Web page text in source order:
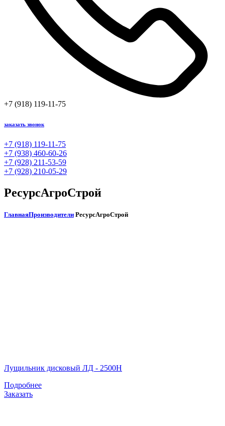
+7 (918) 119-11-75
заказать звонок
+7 (918) 119-11-75
+7 (938) 460-60-26
+7 (928) 211-53-59
+7 (928) 210-05-29
РесурсАгроСтрой
ГлавнаяПроизводители РесурсАгроСтрой
Лущильник дисковый ЛД - 2500Н
Подробнее
Заказать